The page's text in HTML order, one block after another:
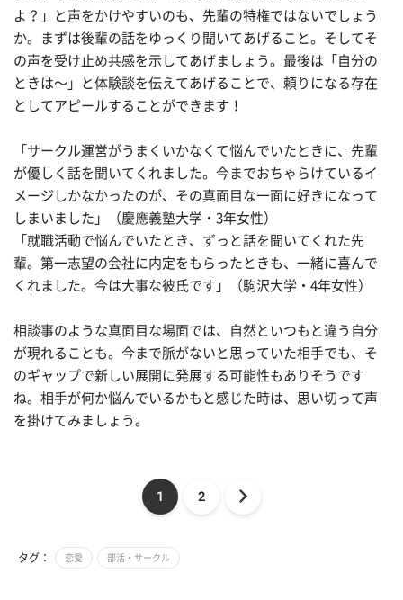
よ？」と声をかけやすいのも、先輩の特権ではないでしょう
か。まずは後輩の話をゆっくり聞いてあげること。そしてそ
の声を受け止め共感を示してあげましょう。最後は「自分の
ときは〜」と体験談を伝えてあげることで、頼りになる存在
としてアピールすることができます！
「サークル運営がうまくいかなくて悩んでいたときに、先輩
が優しく話を聞いてくれました。今までおちゃらけているイ
メージしかなかったのが、その真面目な一面に好きになって
しまいました」（慶應義塾大学・3年女性）
「就職活動で悩んでいたとき、ずっと話を聞いてくれた先
輩。第一志望の会社に内定をもらったときも、一緒に喜んで
くれました。今は大事な彼氏です」（駒沢大学・4年女性）
相談事のような真面目な場面では、自然といつもと違う自分
が現れることも。今まで脈がないと思っていた相手でも、そ
のギャップで新しい展開に発展する可能性もありそうです
ね。相手が何か悩んでいるかもと感じた時は、思い切って声
を掛けてみましょう。
1 2
タグ： 恋愛 部活・サークル